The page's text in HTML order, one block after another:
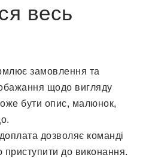
весь
замовлення та
щодо вигляду
бути опис, малюнок,
дозволяє команді
приступити до виконання.